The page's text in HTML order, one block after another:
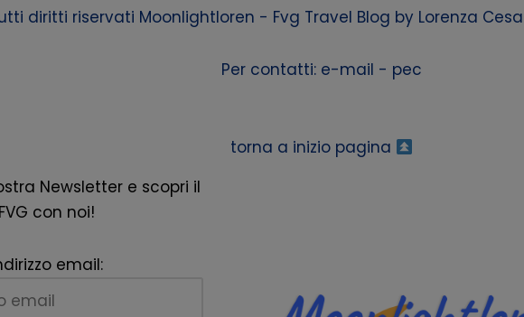
diritti riservati Moonlightloren - Fvg Travel Blog by Lorenza
Per contatti: e-mail - pec
torna a inizio pagina
Newsletter e scopri il
FVG con noi!
email: